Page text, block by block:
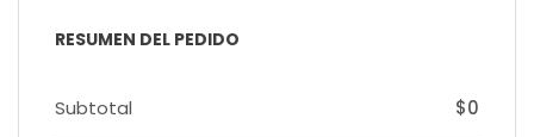
RESUMEN DEL PEDIDO
Subtotal $0